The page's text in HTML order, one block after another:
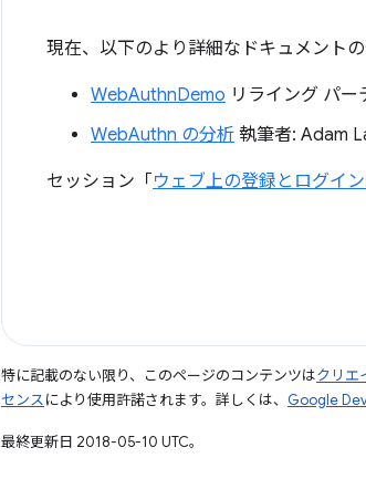
現在、以下のより詳細なドキュメントの
WebAuthnDemo リライング パー
WebAuthn の分析 執筆者: Adam
セッション「 ウェブ上の登録とログイ
特に記載のない限り、このページのコンテンツはクリエ
センスにより使用許諾されます。詳しくは、 Google
最終更新日 2018-05-10 UTC。